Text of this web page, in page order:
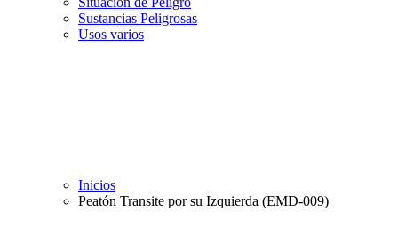
Sustancias Peligrosas
Usos varios
Inicios
Peatón Transite por su Izquierda (EMD-009)